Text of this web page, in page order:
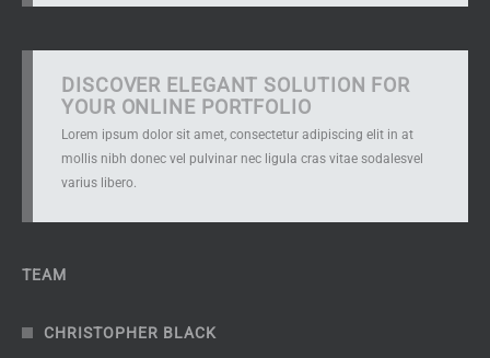
DISCOVER ELEGANT SOLUTION FOR
YOUR ONLINE PORTFOLIO
Lorem ipsum dolor sit amet, consectetur adipiscing elit in at
mollis nibh donec vel pulvinar nec ligula cras vitae sodalesvel
varius libero.
TEAM
CHRISTOPHER BLACK